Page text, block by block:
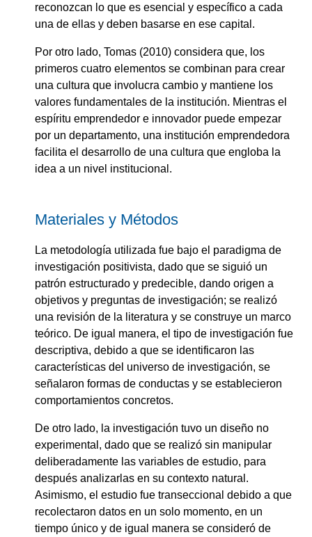
reconozcan lo que es esencial y específico a cada
una de ellas y deben basarse en ese capital.
Por otro lado, Tomas (2010) considera que, los
primeros cuatro elementos se combinan para crear
una cultura que involucra cambio y mantiene los
valores fundamentales de la institución. Mientras el
espíritu emprendedor e innovador puede empezar
por un departamento, una institución emprendedora
facilita el desarrollo de una cultura que engloba la
idea a un nivel institucional.
Materiales y Métodos
La metodología utilizada fue bajo el paradigma de
investigación positivista, dado que se siguió un
patrón estructurado y predecible, dando origen a
objetivos y preguntas de investigación; se realizó
una revisión de la literatura y se construye un marco
teórico. De igual manera, el tipo de investigación fue
descriptiva, debido a que se identificaron las
características del universo de investigación, se
señalaron formas de conductas y se establecieron
comportamientos concretos.
De otro lado, la investigación tuvo un diseño no
experimental, dado que se realizó sin manipular
deliberadamente las variables de estudio, para
después analizarlas en su contexto natural.
Asimismo, el estudio fue transeccional debido a que
recolectaron datos en un solo momento, en un
tiempo único y de igual manera se consideró de